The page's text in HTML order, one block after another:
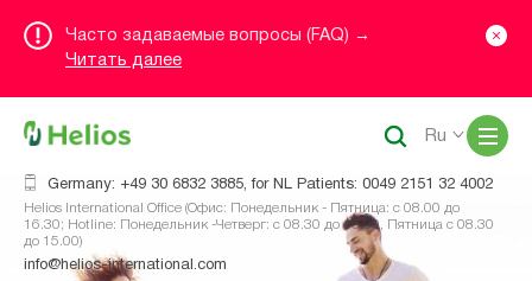
Часто задаваемые вопросы (FAQ) →
Читать далее
Germany: +49 30 6832 3885, for NL Patients: 0049 2151 32 4002
Helios International Office (Офис: Понедельник - Пятница: с 08.00 до
16.30; Hotline: Понедельник -Четверг: с 08.30 до 16.00, Пятница с 08.30
до 15.00)
info@helios-international.com
Ru